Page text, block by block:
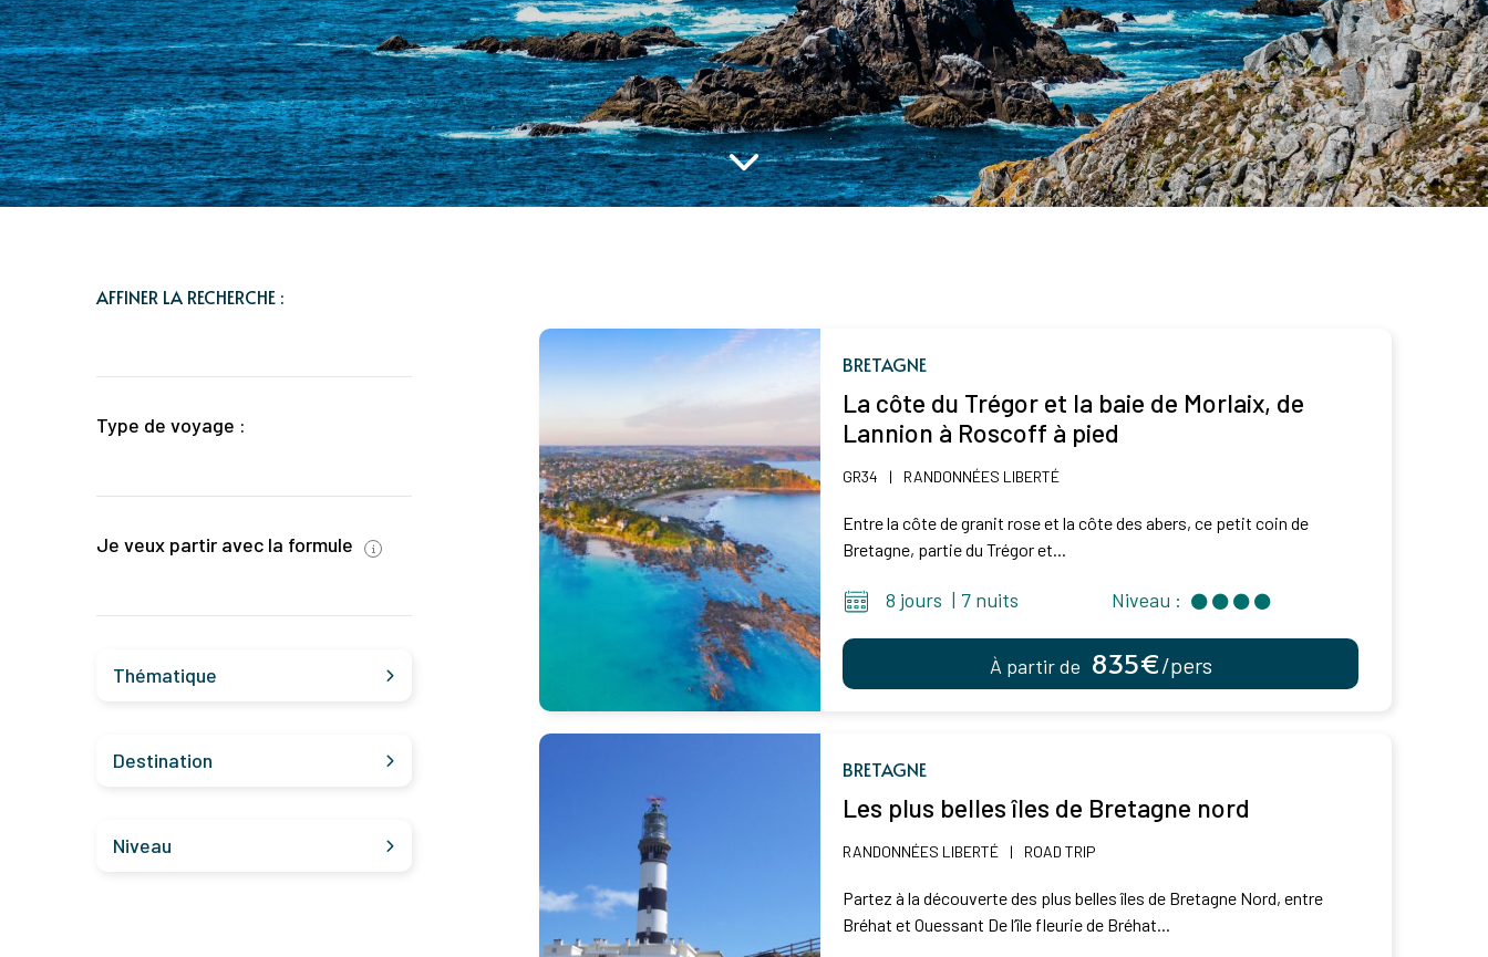
AFFINER LA RECHERCHE :
Type de voyage :
Je veux partir avec la formule
Thématique
Destination
Niveau
BRETAGNE
La côte du Trégor et la baie de Morlaix, de
Lannion à Roscoff à pied
GR34 | RANDONNÉES LIBERTÉ
Entre la côte de granit rose et la côte des abers, ce petit coin de
Bretagne, partie du Trégor et...
8 jours | 7 nuits Niveau :
À partir de 835€/pers
BRETAGNE
Les plus belles îles de Bretagne nord
RANDONNÉES LIBERTÉ | ROAD TRIP
Partez à la découverte des plus belles îles de Bretagne Nord, entre
Bréhat et Ouessant De l’île fleurie de Bréhat...